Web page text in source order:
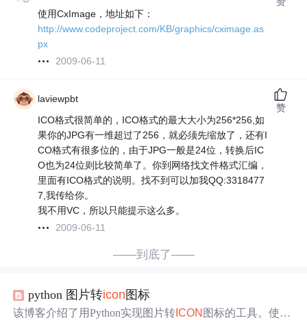
使用CxImage，地址如下：
http://www.codeproject.com/KB/graphics/cximage.as
px
2009-06-11
laviewpbt
ICO格式很简单的，ICO格式的最大大小为256*256,如
果你的JPG有一维超过了256，就必须先缩放了，还有I
CO格式有很多位的，由于JPG一般是24位，转换后IC
O也为24位则比较简单了。你到网络找文件格式汇编，
里面有ICO格式的说明。找不到可以加我QQ:3318477
7,我传给你。
我不用VC，所以只能提示这么多。
2009-06-11
赞
——到底了——
python 图片转icon 图标
该博客介绍了用Python实现图片转 ICON 图标的工具。使用